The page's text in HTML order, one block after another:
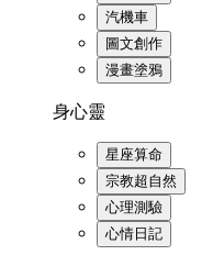
汽機車
圖文創作
漫畫塗鴉
身心靈
星座算命
宗教超自然
心理測驗
心情日記